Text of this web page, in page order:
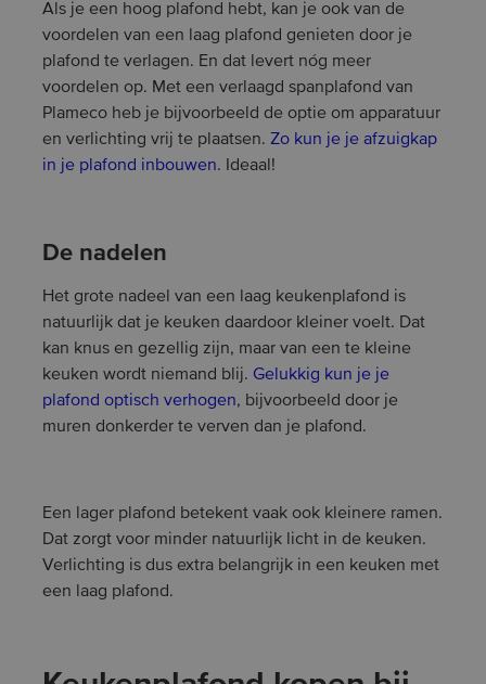
Als je een hoog plafond hebt, kan je ook van de
voordelen van een laag plafond genieten door je
plafond te verlagen. En dat levert nóg meer
voordelen op. Met een verlaagd spanplafond van
Plameco heb je bijvoorbeeld de optie om apparatuur
en verlichting vrij te plaatsen. Zo kun je je afzuigkap
in je plafond inbouwen. Ideaal!
De nadelen
Het grote nadeel van een laag keukenplafond is
natuurlijk dat je keuken daardoor kleiner voelt. Dat
kan knus en gezellig zijn, maar van een te kleine
keuken wordt niemand blij. Gelukkig kun je je
plafond optisch verhogen, bijvoorbeeld door je
muren donkerder te verven dan je plafond.
Een lager plafond betekent vaak ook kleinere ramen.
Dat zorgt voor minder natuurlijk licht in de keuken.
Verlichting is dus extra belangrijk in een keuken met
een laag plafond.